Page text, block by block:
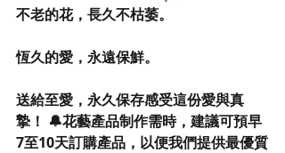
不老的花，長久不枯萎。
恆久的愛，永遠保鮮。
送給至愛，永久保存感受這份愛與真
摯！ 🔔花藝產品制作需時，建議可預早
7至10天訂購產品，以便我們提供最優質